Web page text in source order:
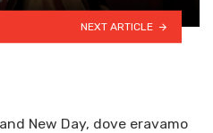
NEXT ARTICLE
New Day, dove eravamo